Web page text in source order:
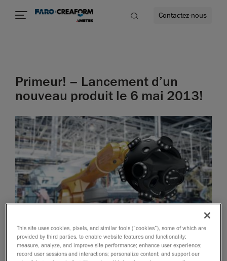
encore
Contactez-nous
Primeur! – Lancement d’un
nouveau produit le 6 mai 2013!
23 avril 2013
Dans le cadre de son initiative pour accroître sa
This site uses cookies, pixels, and similar tools (“cookies”), some of which are
provided by third parties, to enable website features and functionality;
measure, analyze, and improve site performance; enhance user experience;
record user sessions and interactions; personalize content; and support our